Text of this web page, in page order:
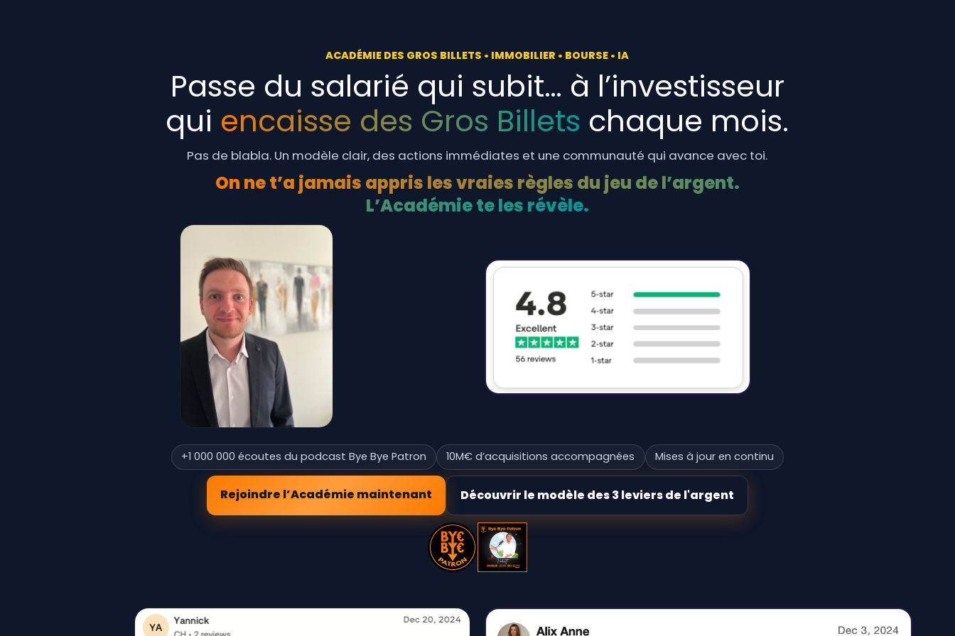
ACADÉMIE DES GROS BILLETS • IMMOBILIER • BOURSE • IA
Passe du salarié qui subit… à l’investisseur
qui encaisse des Gros Billets chaque mois.
Pas de blabla. Un modèle clair, des actions immédiates et une communauté qui avance avec toi.
On ne t’a jamais appris les vraies règles du jeu de l’argent.
L’Académie te les révèle.
+1 000 000 écoutes du podcast Bye Bye Patron 10M€ d’acquisitions accompagnées Mises à jour en continu
Rejoindre l’Académie maintenant Découvrir le modèle des 3 leviers de l'argent